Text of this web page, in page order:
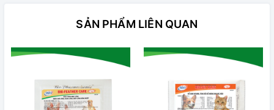
SẢN PHẨM LIÊN QUAN